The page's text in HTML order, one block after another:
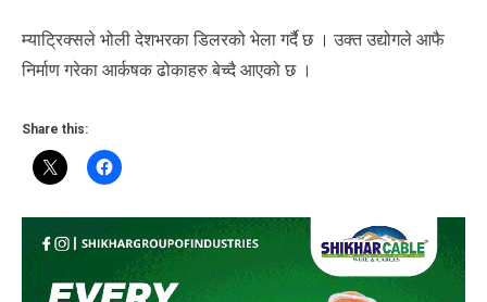
म्याट्रिक्सले भोली देशभरका डिलरको भेला गर्दै छ । उक्त उद्योगले आफै
निर्माण गरेका आर्कषक ढोकाहरु बेच्दै आएको छ ।
Share this: